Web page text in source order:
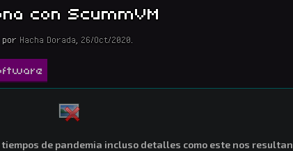
con ScummVM
por Hacha Dorada 26/Oct/2020
de pandemia incluso detalles como este nos resultan